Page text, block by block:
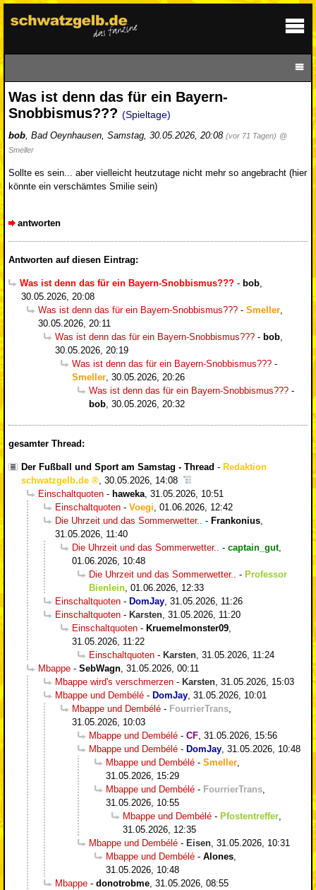
Was ist denn das für ein Bayern-
Snobbismus??? (Spieltage)
bob, Bad Oeynhausen, Samstag, 30.05.2026, 20:08 (vor 71 Tagen) @
Smeller
Sollte es sein... aber vielleicht heutzutage nicht mehr so angebracht (hier
könnte ein verschämtes Smilie sein)
antworten
Antworten auf diesen Eintrag:
Was ist denn das für ein Bayern-Snobbismus??? - bob,
30.05.2026, 20:08
Was ist denn das für ein Bayern-Snobbismus??? - Smeller,
30.05.2026, 20:11
Was ist denn das für ein Bayern-Snobbismus??? - bob,
30.05.2026, 20:19
Was ist denn das für ein Bayern-Snobbismus??? -
Smeller, 30.05.2026, 20:26
Was ist denn das für ein Bayern-Snobbismus??? -
bob, 30.05.2026, 20:32
gesamter Thread:
Der Fußball und Sport am Samstag - Thread - Redaktion
schwatzgelb.de
30.05.2026, 14:08
Einschaltquoten - haweka 31.05.2026, 10:51
Einschaltquoten - Voegi 01.06.2026, 12:42
Die Uhrzeit und das Sommerwetter..
- Frankonius
31.05.2026, 11:40
Die Uhrzeit und das Sommerwetter..
- captain_gut,
01.06.2026, 10:48
Die Uhrzeit und das Sommerwetter..
- Professor
Bienlein 01.06.2026, 12:33
Einschaltquoten - DomJay 31.05.2026, 11:26
Einschaltquoten - Karsten 31.05.2026, 11:20
Einschaltquoten - Kruemelmonster09
31.05.2026, 11:22
Einschaltquoten - Karsten 31.05.2026, 11:24
Mbappe - SebWagn 31.05.2026, 00:11
Mbappe wird's verschmerzen - Karsten 31.05.2026, 15:03
Mbappe und Dembélé - DomJay 31.05.2026, 10:01
Mbappe und Dembélé - FourrierTrans
31.05.2026, 10:03
Mbappe und Dembélé - CF 31.05.2026, 15:56
Mbappe und Dembélé - DomJay 31.05.2026, 10:48
Mbappe und Dembélé - Smeller
31.05.2026, 15:29
Mbappe und Dembélé - FourrierTrans
31.05.2026, 10:55
Mbappe und Dembélé - Pfostentreffer
31.05.2026, 12:35
Mbappe und Dembélé - Eisen 31.05.2026, 10:31
Mbappe und Dembélé - Alones
31.05.2026, 10:48
Mbappe - donotrobme 31.05.2026, 08:55